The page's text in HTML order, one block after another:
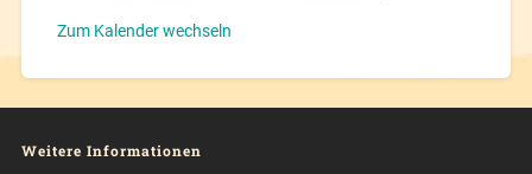
Zum Kalender wechseln
Weitere Informationen